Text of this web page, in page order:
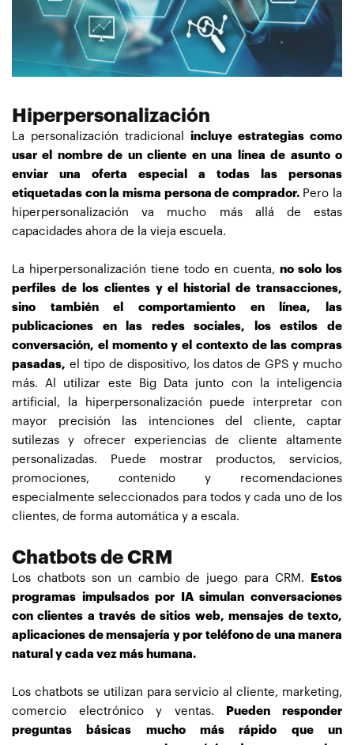
Hiperpersonalización
La personalización tradicional incluye estrategias como
usar el nombre de un cliente en una línea de asunto o
enviar una oferta especial a todas las personas
etiquetadas con la misma persona de comprador.Pero la
hiperpersonalización va mucho más allá de estas
capacidades ahora de la vieja escuela.
La hiperpersonalización tiene todo en cuenta, no solo los
perfiles de los clientes y el historial de transacciones,
sino también el comportamiento en línea, las
publicaciones en las redes sociales, los estilos de
conversación, el momento y el contexto de las compras
pasadas, el tipo de dispositivo, los datos de GPS y mucho
más. Al utilizar este Big Data junto con la inteligencia
artificial, la hiperpersonalización puede interpretar con
mayor precisión las intenciones del cliente, captar
sutilezas y ofrecer experiencias de cliente altamente
personalizadas. Puede mostrar productos, servicios,
promociones, contenido y recomendaciones
especialmente seleccionados para todos y cada uno de los
clientes, de forma automática y a escala.
Chatbots de CRM
Los chatbots son un cambio de juego para CRM.
Estos
programas impulsados ​​por IA simulan conversaciones
con clientes a través de sitios web, mensajes de texto,
aplicaciones de mensajería y por teléfono de una manera
natural y cada vez más humana.
Los chatbots se utilizan para servicio al cliente, marketing,
comercio electrónico y ventas.
Pueden responder
preguntas básicas mucho más rápido que un